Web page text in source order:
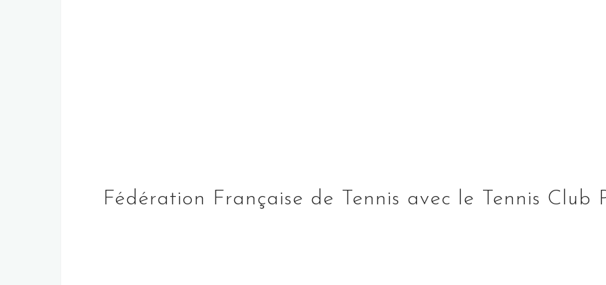
Fédération Française de Tennis avec le Tennis Club